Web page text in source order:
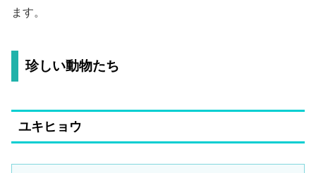
ます。
珍しい動物たち
ユキヒョウ